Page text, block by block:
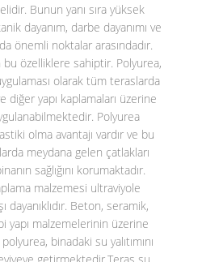
Bunun yanı sıra yüksek
dayanım, darbe dayanımı ve
önemli noktalar arasındadır.
özelliklere sahiptir. Polyurea,
olarak tüm teraslarda
diğer yapı kaplamaları üzerine
Polyurea
olma avantajı vardır ve bu
meydana gelen çatlakları
sağlığını korumaktadır.
malzemesi ultraviyole
dayanıklıdır. Beton, seramik,
yapı malzemelerinin üzerine
binadaki su yalıtımını
getirmektedir.Teras su